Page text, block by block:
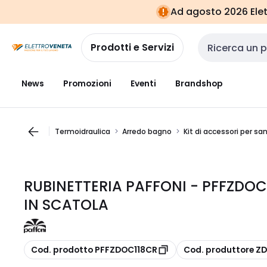
navigazionealla
pagina
Ad agosto 2026
Prodotti e Servizi Cerca input
News Promozioni Eventi Brandshop
Termoidraulica Arredo bagno Kit di accessori per
RUBINETTERIA PAFFONI -
IN SCATOLA
copia
Cod. prodotto PFFZDOC118CR copia
Cod. produttore